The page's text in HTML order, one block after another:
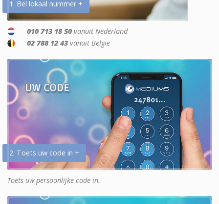
1. Bel lokaal nummer +
010 713 18 50 vanuit Nederland
02 788 12 43 vanuit België
2. Toets uw code in +
Toets uw persoonlijke code in.